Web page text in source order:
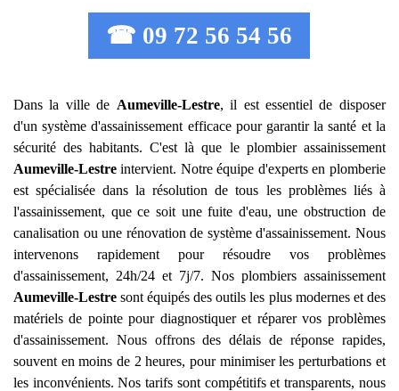
☎ 09 72 56 54 56
Dans la ville de Aumeville-Lestre, il est essentiel de disposer
d'un système d'assainissement efficace pour garantir la santé et la
sécurité des habitants. C'est là que le plombier assainissement
Aumeville-Lestre intervient. Notre équipe d'experts en plomberie
est spécialisée dans la résolution de tous les problèmes liés à
l'assainissement, que ce soit une fuite d'eau, une obstruction de
canalisation ou une rénovation de système d'assainissement. Nous
intervenons rapidement pour résoudre vos problèmes
d'assainissement, 24h/24 et 7j/7. Nos plombiers assainissement
Aumeville-Lestre sont équipés des outils les plus modernes et des
matériels de pointe pour diagnostiquer et réparer vos problèmes
d'assainissement. Nous offrons des délais de réponse rapides,
souvent en moins de 2 heures, pour minimiser les perturbations et
les inconvénients. Nos tarifs sont compétitifs et transparents, nous